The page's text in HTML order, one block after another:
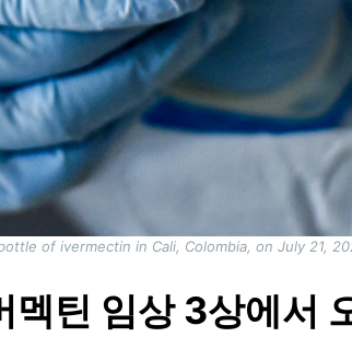
of ivermectin in Cali, Colombia, on July 21,
멕틴 임상 3상에서